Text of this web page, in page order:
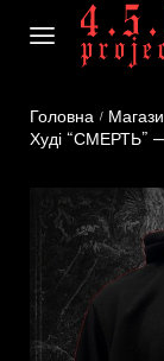
Головна /
Худі “СМЕРТЬ”